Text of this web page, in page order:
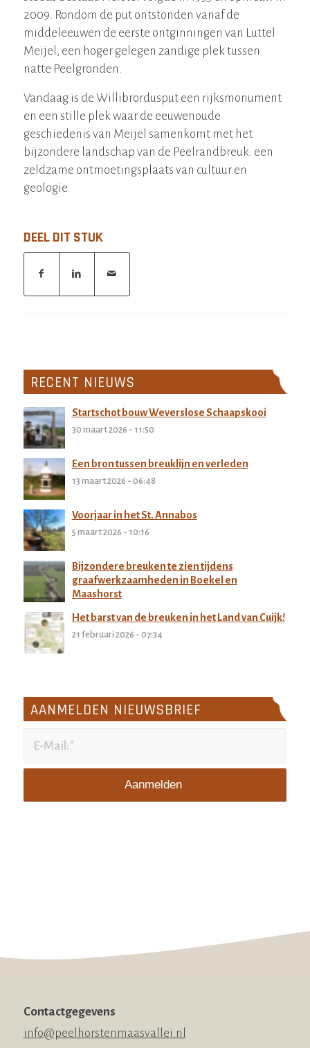
2009. Rondom de put ontstonden vanaf de
middeleeuwen de eerste ontginningen van Luttel
Meijel, een hoger gelegen zandige plek tussen
natte Peelgronden.
Vandaag is de Willibrordusput een rijksmonument
en een stille plek waar de eeuwenoude
geschiedenis van Meijel samenkomt met het
bijzondere landschap van de Peelrandbreuk: een
zeldzame ontmoetingsplaats van cultuur en
geologie.
DEEL DIT STUK
RECENT NIEUWS
Startschot bouw Weverslose Schaapskooi
30 maart 2026 - 11:50
Een bron tussen breuklijn en verleden
13 maart 2026 - 06:48
Voorjaar in het St. Annabos
5 maart 2026 - 10:16
Bijzondere breuken te zien tijdens
graafwerkzaamheden in Boekel en
Maashorst
27 februari 2026 - 11:32
Het barst van de breuken in het Land van Cuijk!
21 februari 2026 - 07:34
AANMELDEN NIEUWSBRIEF
Contactgegevens
info@peelhorstenmaasvallei.nl